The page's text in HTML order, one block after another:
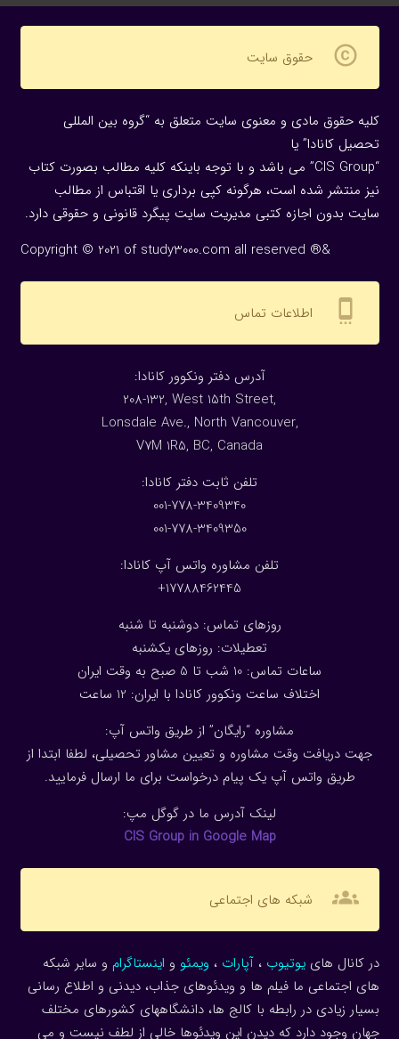
copyright حقوق سایت
کلیه حقوق مادی و معنوی سایت متعلق به “گروه بین المللی
تحصیل کانادا” یا
“CIS Group” می باشد و با توجه باینکه کلیه مطالب بصورت کتاب
نیز منتشر شده است، هرگونه كپی برداری یا اقتباس از مطالب
سایت بدون اجازه كتبی مدیریت سایت پیگرد قانونی و حقوقی دارد.
Copyright © 2021 of study3000.com all reserved ®&
settings_cell اطلاعات تماس
:آدرس دفتر ونکوور کانادا
208-132, West 15th Street,
Lonsdale Ave., North Vancouver,
V7M 1R5, BC, Canada
:تلفن ثابت دفتر کانادا
001-778-3409340
001-778-3409350
تلفن مشاوره واتس آپ کانادا:
17788462445+
روزهای تماس: دوشنبه تا شنبه
تعطیلات: روزهای یکشنبه
ساعات تماس: 10 شب تا 5 صبح به وقت ایران
اختلاف ساعت ونکوور کانادا با ایران: 1 2 ساعت
مشاوره “رایگان” از طریق واتس آپ:
جهت دریافت وقت مشاوره و تعیین مشاور تحصیلی، لطفا ابتدا از
طریق واتس آپ یک پیام درخواست برای ما ارسال فرمایید.
لینک آدرس ما در گوگل مپ:
CIS Group in Google Map
groups شبکه های اجتماعی
در کانال هاییوتیوب ، آپارات ، ویمئو و اینستاگرام و سایر شبکه
های اجتماعی ما فیلم ها و ویدئوهای جذاب، دیدنی و اطلاع رسانی
بسیار زیادی در رابطه با کالج ها، دانشگاههای کشورهای مختلف
جهان وجود دارد که دیدن این ویدئوها خالی از لطف نیست و می